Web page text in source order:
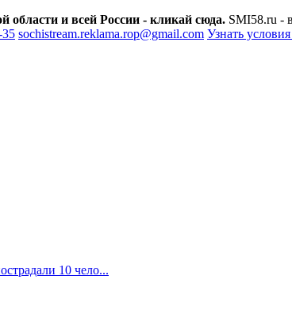
области и всей России - кликай сюда. SMI58.ru -
35 sochistream.reklama.rop@gmail.com Узнать
10 чело...